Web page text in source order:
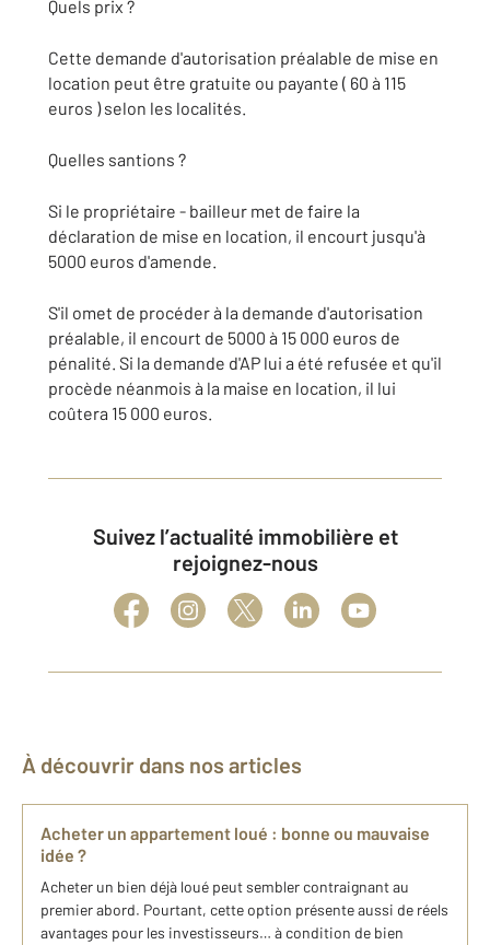
Quels prix ?
Cette demande d'autorisation préalable de mise en
location peut être gratuite ou payante ( 60 à 115
euros ) selon les localités.
Quelles santions ?
Si le propriétaire - bailleur met de faire la
déclaration de mise en location, il encourt jusqu'à
5000 euros d'amende.
S'il omet de procéder à la demande d'autorisation
préalable, il encourt de 5000 à 15 000 euros de
pénalité. Si la demande d'AP lui a été refusée et qu'il
procède néanmois à la maise en location, il lui
coûtera 15 000 euros.
Suivez l’actualité immobilière et
rejoignez-nous
À découvrir dans nos articles
Acheter un appartement loué : bonne ou mauvaise
idée ?
Acheter un bien déjà loué peut sembler contraignant au
premier abord. Pourtant, cette option présente aussi de réels
avantages pour les investisseurs… à condition de bien